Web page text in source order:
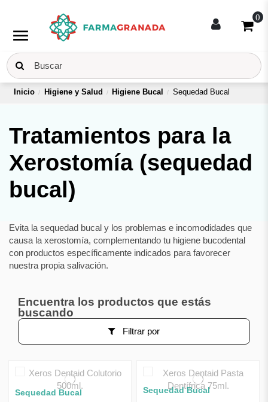
menu
0
Inicio Higiene y Salud Higiene Bucal Sequedad Bucal
Tratamientos para la
Xerostomía (sequedad
bucal)
Evita la sequedad bucal y los problemas e incomodidades que
causa la xerostomía, complementando tu higiene bucodental
con productos específicamente indicados para favorecer
nuestra propia salivación.
Encuentra los productos que estás
buscando
Filtrar por
Sequedad Bucal Sequedad Bucal